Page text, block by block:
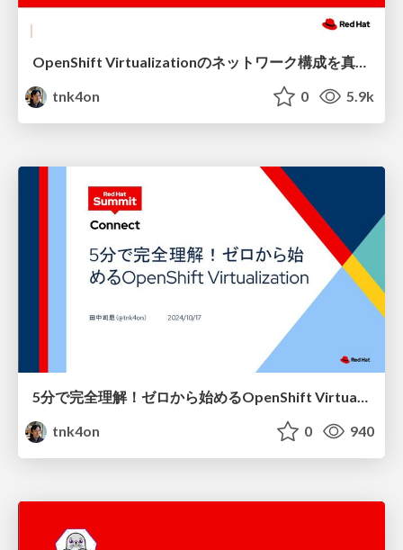
tnk4on
0 5.9k
5分で完全理解！ゼロから始めるOpenShift Virtualization/Starting from zero OpenShift Virtualization at 5 min
tnk4on
0 940